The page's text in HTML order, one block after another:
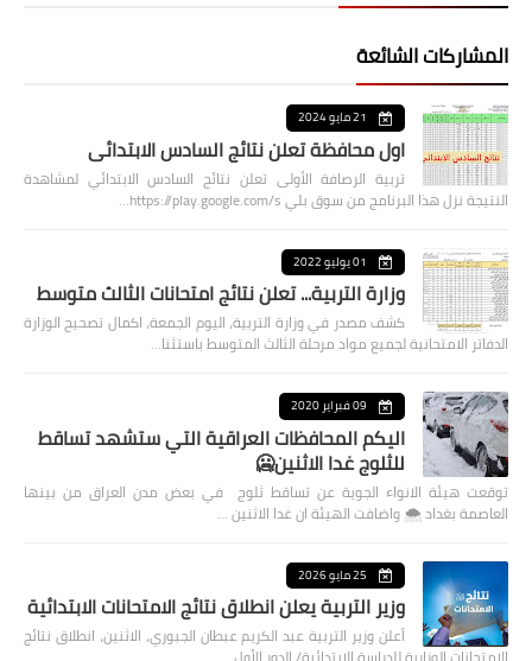
المشاركات الشائعة
21 مايو 2024
اول محافظة تعلن نتائج السادس الابتدائي
تربية الرصافة الأولى تعلن نتائج السادس الابتدائي لمشاهدة
النتيجة نزل هذا البرنامج من سوق بلي https://play.google.com/s…
01 يوليو 2022
وزارة التربية... تعلن نتائج امتحانات الثالث متوسط
كشف مصدر في وزارة التربية، اليوم الجمعة، اكمال تصحيح الوزارة
الدفاتر الامتحانية لجميع مواد مرحلة الثالث المتوسط باستثنا…
09 فبراير 2020
اليكم المحافظات العراقية التي ستشهد تساقط
للثلوج غدا الاثنين🥶
توقعت هيئة الانواء الجوية عن تساقط ثلوج في بعض مدن العراق من بينها
العاصمة بغداد ⁦🌨️⁩ واضافت الهيئة ان غدا الاثنين …
25 مايو 2026
وزير التربية يعلن انطلاق نتائج الامتحانات الابتدائية
أعلن وزير التربية عبد الكريم عبطان الجبوري، الاثنين، انطلاق نتائج